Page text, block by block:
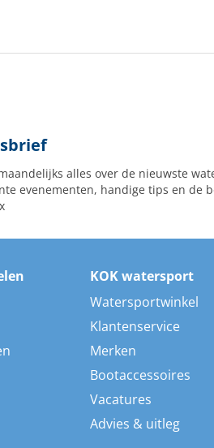
alles over de nieuwste
evenementen, handige tips en de
KOK watersport
Watersportwinkel
Klantenservice
Merken
Bootaccessoires
Vacatures
Advies & uitleg